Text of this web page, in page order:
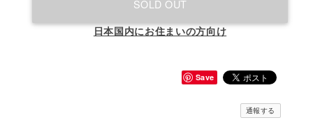
SOLD OUT
日本国内にお住まいの方向け
Save
通報する